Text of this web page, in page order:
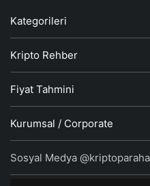
Kategorileri
Kripto Rehber
Fiyat Tahmini
Kurumsal / Corporate
Sosyal Medya